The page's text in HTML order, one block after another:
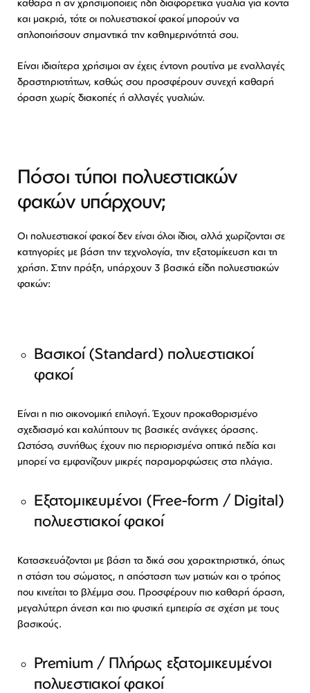
και μακριά, τότε οι πολυεστιακοί φακοί μπορούν να
απλοποιήσουν σημαντικά την καθημερινότητά σου.
Είναι ιδιαίτερα χρήσιμοι αν έχεις έντονη ρουτίνα με εναλλαγές
δραστηριοτήτων, καθώς σου προσφέρουν συνεχή καθαρή
όραση χωρίς διακοπές ή αλλαγές γυαλιών.
Πόσοι τύποι πολυεστιακών
φακών υπάρχουν;
Οι πολυεστιακοί φακοί δεν είναι όλοι ίδιοι, αλλά χωρίζονται σε
κατηγορίες με βάση την τεχνολογία, την εξατομίκευση και τη
χρήση. Στην πράξη, υπάρχουν 3 βασικά είδη πολυεστιακών
φακών:
Βασικοί (Standard) πολυεστιακοί
φακοί
Είναι η πιο οικονομική επιλογή. Έχουν προκαθορισμένο
σχεδιασμό και καλύπτουν τις βασικές ανάγκες όρασης.
Ωστόσο, συνήθως έχουν πιο περιορισμένα οπτικά πεδία και
μπορεί να εμφανίζουν μικρές παραμορφώσεις στα πλάγια.
Εξατομικευμένοι (Free-form / Digital)
πολυεστιακοί φακοί
Κατασκευάζονται με βάση τα δικά σου χαρακτηριστικά, όπως
η στάση του σώματος, η απόσταση των ματιών και ο τρόπος
που κινείται το βλέμμα σου. Προσφέρουν πιο καθαρή όραση,
μεγαλύτερη άνεση και πιο φυσική εμπειρία σε σχέση με τους
βασικούς.
Premium / Πλήρως εξατομικευμένοι
πολυεστιακοί φακοί